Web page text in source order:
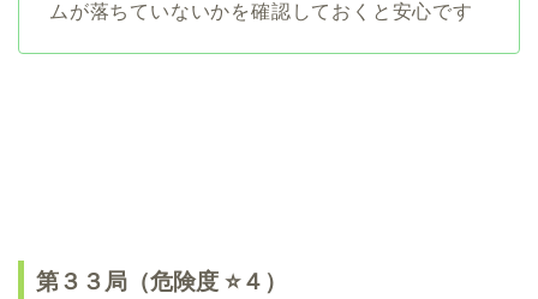
ムが落ちていないかを確認しておくと安心です
第３３局（危険度 ⭐️４）